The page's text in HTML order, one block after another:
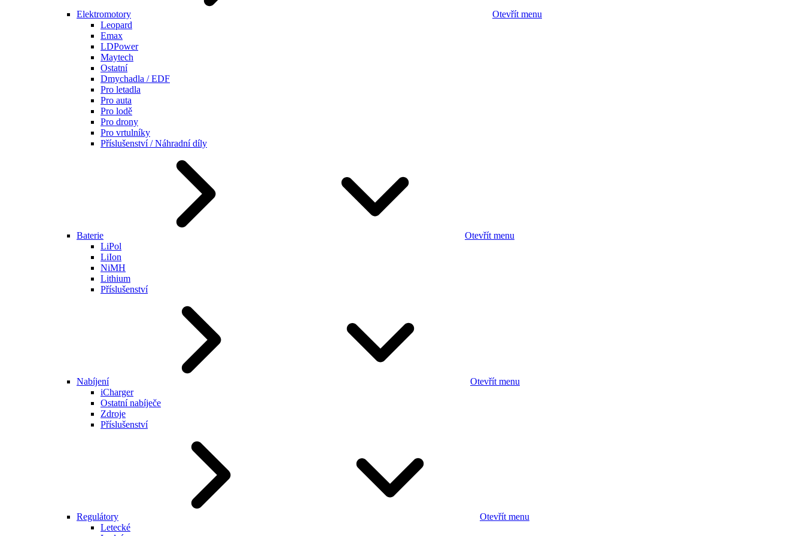
Elektromotory
Otevřít menu
Leopard
Emax
LDPower
Maytech
Ostatní
Dmychadla / EDF
Pro letadla
Pro auta
Pro lodě
Pro drony
Pro vrtulníky
Příslušenství / Náhradní díly
Baterie
Otevřít menu
LiPol
LiIon
NiMH
Lithium
Příslušenství
Nabíjení
Otevřít menu
iCharger
Ostatní nabíječe
Zdroje
Příslušenství
Regulátory
Otevřít menu
Letecké